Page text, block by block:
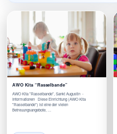
AWO Kita “Rasselbande”
AWO Kita "Rasselbande", Sankt Augustin -
Informationen Diese Einrichtung (AWO Kita
"Rasselbande") ist eine der vielen
Betreuungsangebote, …